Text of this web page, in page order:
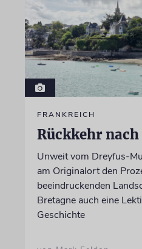
FRANKREICH
Rückkehr nach
Unweit vom Dreyfus-
am Originalort den
beeindruckenden
Bretagne auch eine
Geschichte